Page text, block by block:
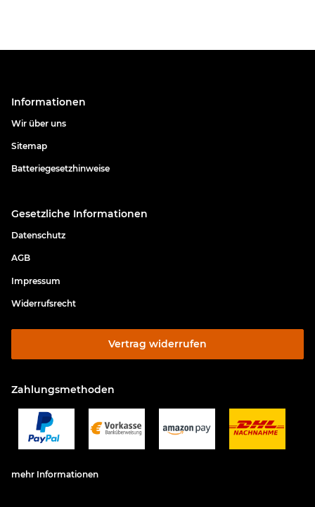
Informationen
Wir über uns
Sitemap
Batteriegesetzhinweise
Gesetzliche Informationen
Datenschutz
AGB
Impressum
Widerrufsrecht
Vertrag widerrufen
Zahlungsmethoden
mehr Informationen